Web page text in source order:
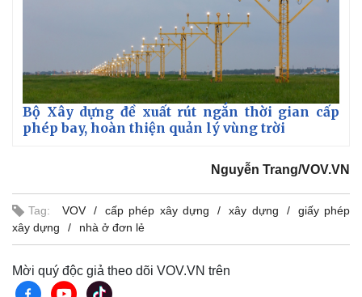
Thể thao
Bộ Xây dựng đề xuất rút ngắn thời gian cấp
phép bay, hoàn thiện quản lý vùng trời
Nguyễn Trang/VOV.VN
Tag: VOV cấp phép xây dựng xây dựng
giấy phép
xây dựng
nhà ở đơn lẻ
Mời quý độc giả theo dõi VOV.VN trên